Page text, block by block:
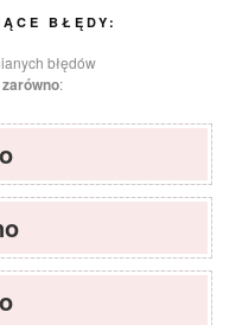
BŁĘDY:
błędów
zarówno: